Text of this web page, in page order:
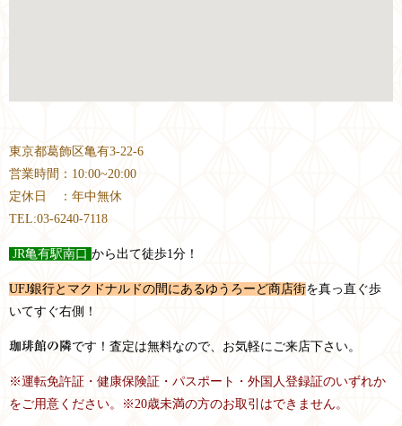
東京都葛飾区亀有3-22-6
営業時間：10:00~20:00
定休日 ：年中無休
TEL:03-6240-7118
JR亀有駅南口 から出て徒歩1分！
UFJ銀行とマクドナルドの間にあるゆうろーど商店街を真っ直ぐ歩
いてすぐ右側！
珈琲館の隣です！査定は無料なので、お気軽にご来店下さい。
※運転免許証・健康保険証・パスポート・外国人登録証のいずれか
をご用意ください。※20歳未満の方のお取引はできません。